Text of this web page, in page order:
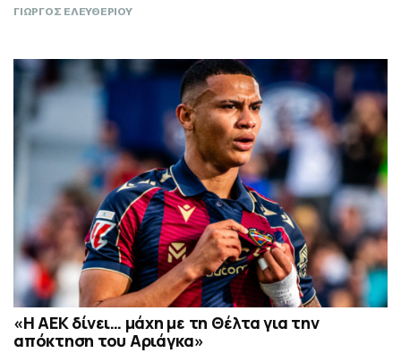
ΓΙΩΡΓΟΣ ΕΛΕΥΘΕΡΙΟΥ
«Η ΑΕΚ δίνει… μάχη με τη Θέλτα για την
απόκτηση του Αριάγκα»